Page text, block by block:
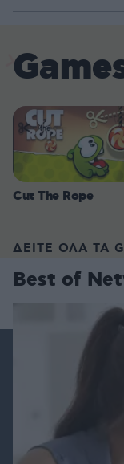
Cut The Rope
ΔΕΙΤΕ ΟΛΑ ΤΑ
Best of